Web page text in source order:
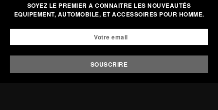
SOYEZ LE PREMIER A CONNAITRE LES NOUVEAUTÉS
EQUIPEMENT, AUTOMOBILE, ET ACCESSOIRES POUR HOMME.